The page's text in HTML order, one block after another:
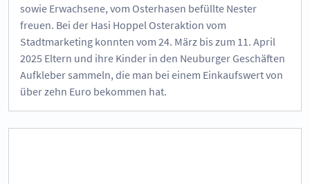
sowie Erwachsene, vom Osterhasen befüllte Nester
freuen. Bei der Hasi Hoppel Osteraktion vom
Stadtmarketing konnten vom 24. März bis zum 11. April
2025 Eltern und ihre Kinder in den Neuburger Geschäften
Aufkleber sammeln, die man bei einem Einkaufswert von
über zehn Euro bekommen hat.